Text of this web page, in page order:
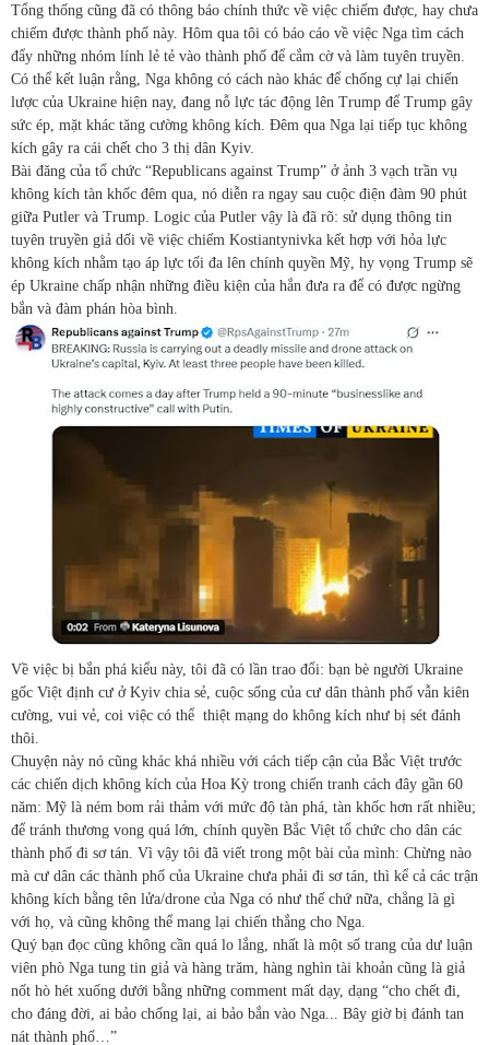
Tổng thống cũng đã có thông báo chính thức về việc chiếm được, hay chưa
chiếm được thành phố này. Hôm qua tôi có báo cáo về việc Nga tìm cách
đẩy những nhóm lính lẻ tẻ vào thành phố để cắm cờ và làm tuyên truyền.
Có thể kết luận rằng, Nga không có cách nào khác để chống cự lại chiến
lược của Ukraine hiện nay, đang nỗ lực tác động lên Trump để Trump gây
sức ép, mặt khác tăng cường không kích. Đêm qua Nga lại tiếp tục không
kích gây ra cái chết cho 3 thị dân Kyiv.
Bài đăng của tổ chức “Republicans against Trump” ở ảnh 3 vạch trần vụ
không kích tàn khốc đêm qua, nó diễn ra ngay sau cuộc điện đàm 90 phút
giữa Putler và Trump. Logic của Putler vậy là đã rõ: sử dụng thông tin
tuyên truyền giả dối về việc chiếm Kostiantynivka kết hợp với hỏa lực
không kích nhằm tạo áp lực tối đa lên chính quyền Mỹ, hy vọng Trump sẽ
ép Ukraine chấp nhận những điều kiện của hắn đưa ra để có được ngừng
bắn và đàm phán hòa bình.
Về việc bị bắn phá kiểu này, tôi đã có lần trao đổi: bạn bè người Ukraine
gốc Việt định cư ở Kyiv chia sẻ, cuộc sống của cư dân thành phố vẫn kiên
cường, vui vẻ, coi việc có thể thiệt mạng do không kích như bị sét đánh
thôi.
Chuyện này nó cũng khác khá nhiều với cách tiếp cận của Bắc Việt trước
các chiến dịch không kích của Hoa Kỳ trong chiến tranh cách đây gần 60
năm: Mỹ là ném bom rải thảm với mức độ tàn phá, tàn khốc hơn rất nhiều;
để tránh thương vong quá lớn, chính quyền Bắc Việt tổ chức cho dân các
thành phố đi sơ tán. Vì vậy tôi đã viết trong một bài của mình: Chừng nào
mà cư dân các thành phố của Ukraine chưa phải đi sơ tán, thì kể cả các trận
không kích bằng tên lửa/drone của Nga có như thế chứ nữa, chẳng là gì
với họ, và cũng không thể mang lại chiến thắng cho Nga.
Quý bạn đọc cũng không cần quá lo lắng, nhất là một số trang của dư luận
viên phò Nga tung tin giả và hàng trăm, hàng nghìn tài khoản cũng là giả
nốt hò hét xuống dưới bằng những comment mất dạy, dạng “cho chết đi,
cho đáng đời, ai bảo chống lại, ai bảo bắn vào Nga... Bây giờ bị đánh tan
nát thành phố…”